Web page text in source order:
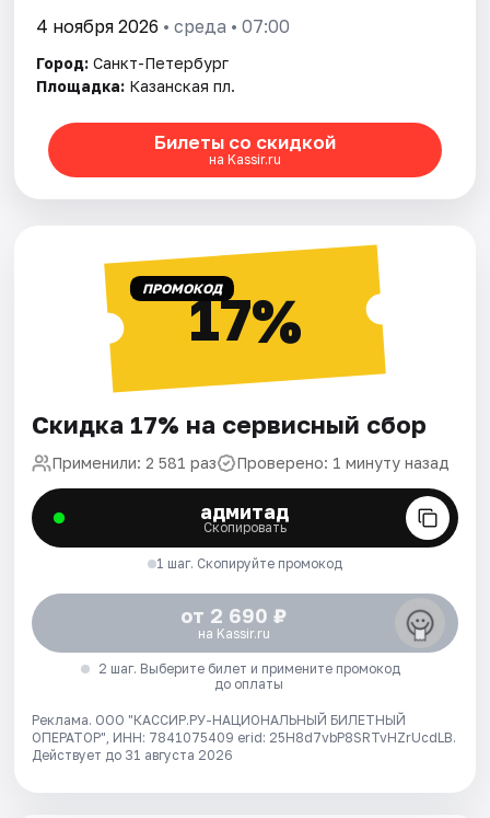
4 ноября 2026 • среда • 07:00
Город: Санкт-Петербург
Площадка: Казанская пл.
Билеты со скидкой
на Kassir.ru
ПРОМОКОД17%
Скидка 17% на сервисный сбор
Применили: 2 581 раз Проверено: 1 минуту назад
адмитад
Скопировать
1 шаг. Скопируйте промокод
от 2 690 ₽
на Kassir.ru
2 шаг. Выберите билет и примените промокод
до оплаты
Реклама. ООО "КАССИР.РУ-НАЦИОНАЛЬНЫЙ БИЛЕТНЫЙ
ОПЕРАТОР", ИНН: 7841075409 erid: 25H8d7vbP8SRTvHZrUcdLB.
Действует до 31 августа 2026